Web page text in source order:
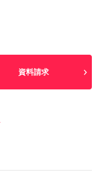
資料請求